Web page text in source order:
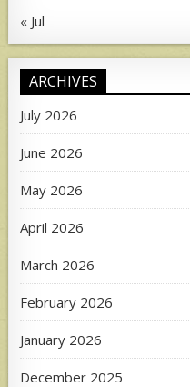
« Jul
ARCHIVES
July 2026
June 2026
May 2026
April 2026
March 2026
February 2026
January 2026
December 2025